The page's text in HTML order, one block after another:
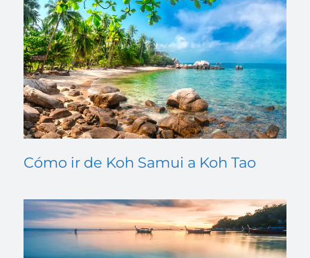
Cómo ir de Koh Samui a Koh Tao